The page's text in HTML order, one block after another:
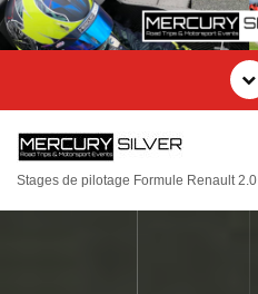
Stages de pilotage Formule Renault 2.0